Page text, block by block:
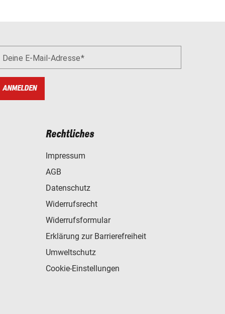
Deine E-Mail-Adresse
ANMELDEN
Rechtliches
Impressum
AGB
Datenschutz
Widerrufsrecht
Widerrufsformular
Erklärung zur Barrierefreiheit
Umweltschutz
Cookie-Einstellungen